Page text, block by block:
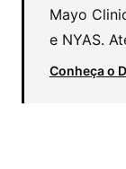
Mayo
e NYAS.
Conheça o